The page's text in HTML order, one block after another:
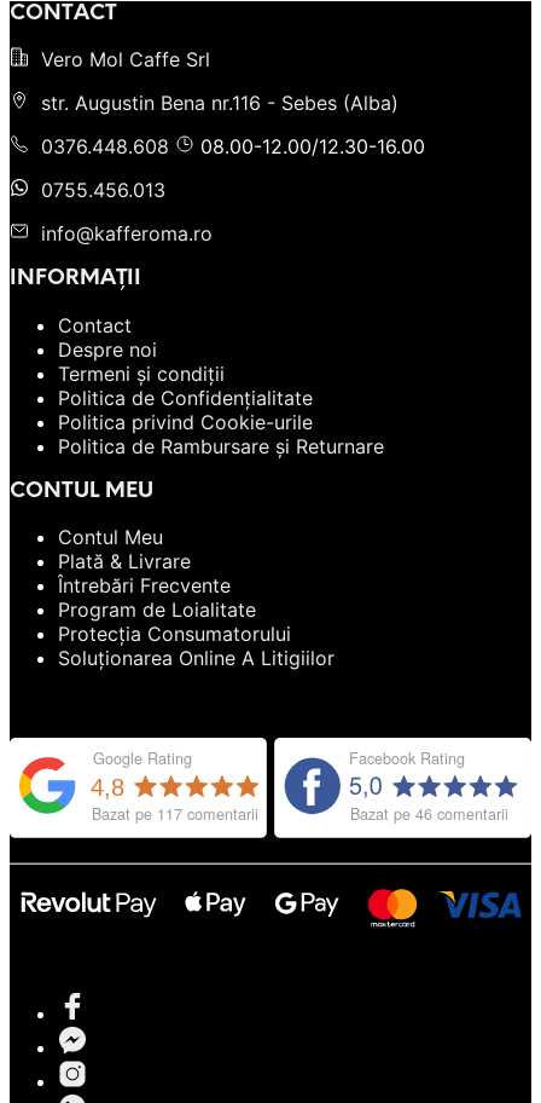
CONTACT
Vero Mol Caffe Srl
str. Augustin Bena nr.116 - Sebes (Alba)
0376.448.608
08.00-12.00/12.30-16.00
0755.456.013
info@kafferoma.ro
INFORMAȚII
Contact
Despre noi
Termeni și condiții
Politica de Confidențialitate
Politica privind Cookie-urile
Politica de Rambursare și Returnare
CONTUL MEU
Contul Meu
Plată & Livrare
Întrebări Frecvente
Program de Loialitate
Protecția Consumatorului
Soluționarea Online A Litigiilor